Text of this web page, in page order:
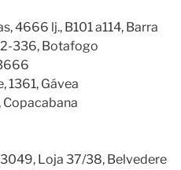
4666 lj., B101 a114, Barra
336, Botafogo
1361, Gávea
Copacabana
Loja 37/38, Belvedere